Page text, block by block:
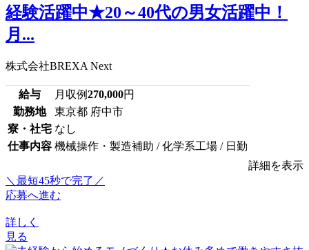
経験活躍中★20～40代の男女活躍中！
月...
株式会社BREXA Next
給与 月収例270,000円
勤務地
東京都 府中市
寮・社宅 なし
仕事内容 機械操作・製造補助 / 化学系工場 / 日勤
詳細を表示
＼最短45秒で完了／
応募へ進む
詳しく
見る